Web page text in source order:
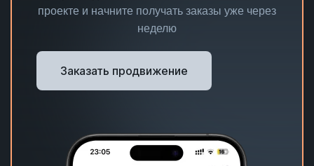
проекте и начните получать заказы уже через
неделю
Заказать продвижение